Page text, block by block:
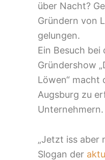
über Nacht?
Gründern von
gelungen.
Ein Besuch bei
Gründershow
Löwen“ macht
Augsburg zu
Unternehmern.
„Jetzt iss aber
Slogan der